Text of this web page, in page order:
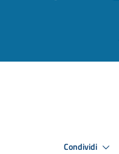
Condividi